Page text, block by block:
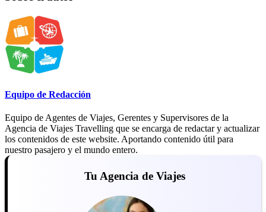
Equipo de Redacción
Equipo de Agentes de Viajes, Gerentes y Supervisores de la
Agencia de Viajes Travelling que se encarga de redactar y actualizar
los contenidos de este website. Aportando contenido útil para
nuestro pasajero y el mundo entero.
Tu Agencia de Viajes